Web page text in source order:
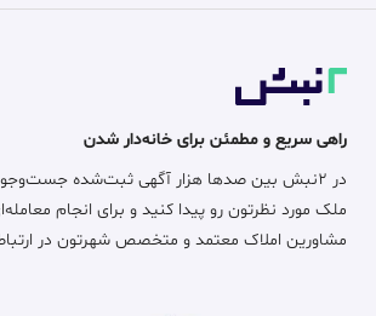
راهی سریع و مطمئن برای خانه‌دار شدن
در ۲نبش بین صدها هزار آگهی ثبت‌شده
ملک مورد نظرتون رو پیدا کنید و برای انجام
مشاورین املاک معتمد و متخصص شهرتون در